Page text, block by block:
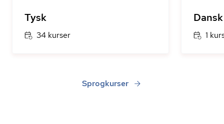
Tysk
34 kurser
Dansk
1
Sprogkurser